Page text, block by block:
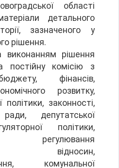
області
детального
зазначеного у
рішення.
виконанням рішення
постійну комісію з
фінансів,
розвитку,
політики, законності,
ради, депутатської
політики,
регулювання
відносин,
комунальної